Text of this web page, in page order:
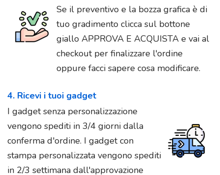
Se il preventivo e la bozza grafica è di
tuo gradimento clicca sul bottone
giallo APPROVA E ACQUISTA e vai al
checkout per finalizzare l'ordine
oppure facci sapere cosa modificare.
4. Ricevi i tuoi gadget
I gadget senza personalizzazione
vengono spediti in 3/4 giorni dalla
conferma d'ordine. I gadget con
stampa personalizzata vengono spediti
in 2/3 settimana dall'approvazione